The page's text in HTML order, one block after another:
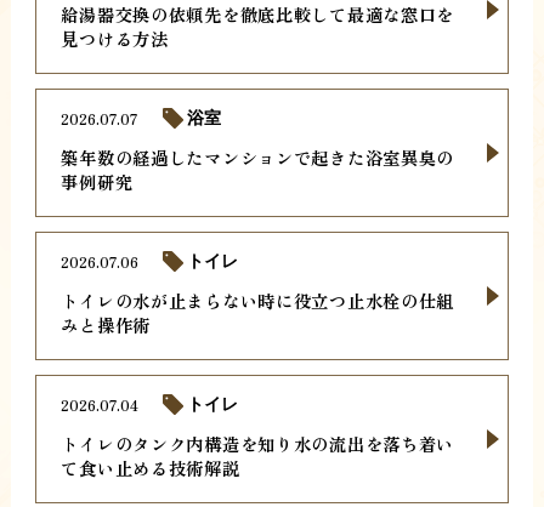
給湯器交換の依頼先を徹底比較して最適な窓口を
見つける方法
築年数の経過したマンションで起きた浴室異臭の
事例研究
2026.07.07 浴室
トイレの水が止まらない時に役立つ止水栓の仕組
みと操作術
2026.07.06 トイレ
トイレのタンク内構造を知り水の流出を落ち着い
て食い止める技術解説
2026.07.04 トイレ